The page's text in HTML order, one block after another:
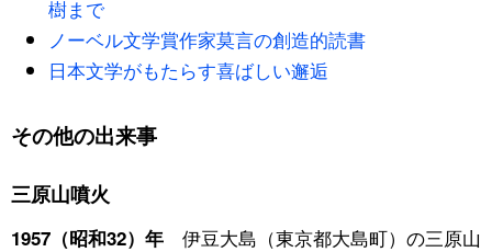
お知らせ
樹まで
ノーベル文学賞作家莫言の創造的読書
日本文学がもたらす喜ばしい邂逅
その他の出来事
三原山噴火
1957（昭和32）年伊豆大島（東京都大島町）の三原山